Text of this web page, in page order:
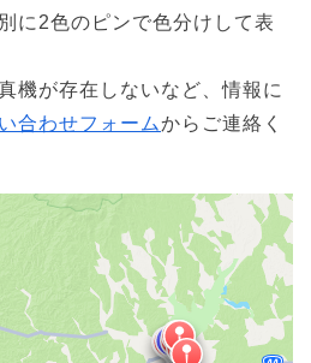
に2色のピンで色分けして表
機が存在しないなど、情報に
合わせフォームからご連絡く